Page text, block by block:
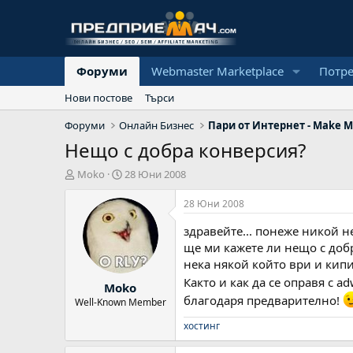
Форуми Webmaster Marketplace
Нови постове
Търси
Форуми
Онлайн Бизнес Пари от Интернет - Make
Нещо с добра конверсия?
А
Moko
Н
ч
а
л
н
а
д
а
т
28 Юни 2008
Moko
Well-Known Member
28 Юни 2008
здравейте... понеже никой
ще ми кажете ли нещо с
нека някой който ври и
Както и как да се оправя с
благодаря предварително!
хостинг